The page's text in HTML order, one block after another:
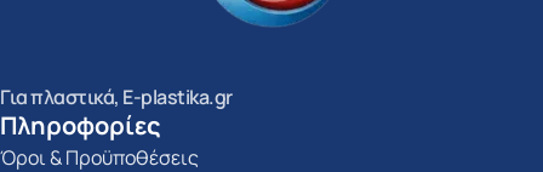
Για πλαστικά, E-plastika.gr
Πληροφορίες
Όροι & Προϋποθέσεις